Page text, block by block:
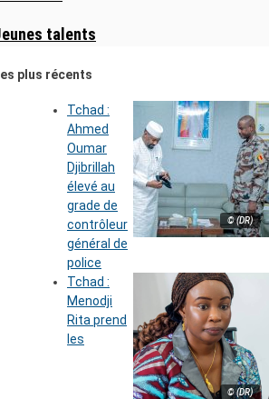
talents
plus récents
© (DR)
Tchad :
Ahmed
Oumar
Djibrillah
élevé au
grade de
contrôleur
général de
police
© (DR)
Tchad :
Menodji
Rita prend
les